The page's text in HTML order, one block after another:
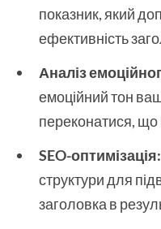
показник, який
ефективність
Аналіз
емоційний тон
переконатися, що
SEO-оптимізація:
структури для
заголовка в